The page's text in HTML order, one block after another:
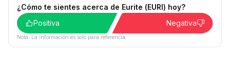
¿Cómo te sientes acerca de Eurite (EURI) hoy?
Positiva
Negativa
Nota: La información es solo para referencia.